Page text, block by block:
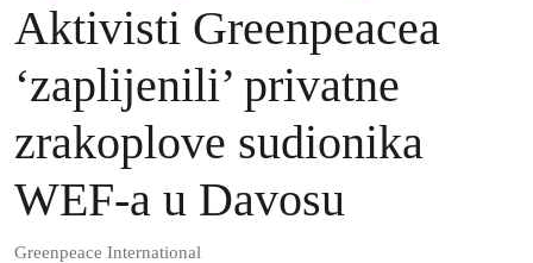
Aktivisti Greenpeacea
‘zaplijenili’ privatne
zrakoplove sudionika
WEF-a u Davosu
Greenpeace International